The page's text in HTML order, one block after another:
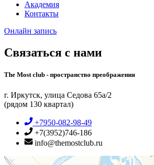
Академия
Контакты
Онлайн запись
Связаться с нами
The Most club - пространство преображения
г. Иркутск, улица Седова 65а/2
(рядом 130 квартал)
+7950-082-98-49
+7(3952)746-186
info@themostclub.ru